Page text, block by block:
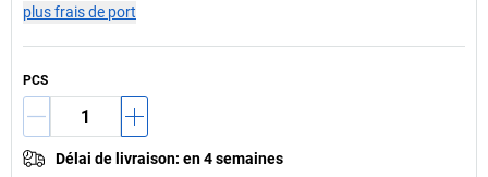
plus frais de port
PCS
Délai de livraison: en 4 semaines